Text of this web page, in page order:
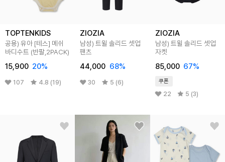
TOPTENKIDS
공용) 유아 [테스] 메쉬
바디수트 (반팔,2PACK)
15,900 20%
107 4.8 (19)
ZIOZIA
남성) 트윌 솔리드 셋업
팬츠
44,000 68%
30 5 (6)
ZIOZIA
남성) 트윌 솔리드 셋업
자켓
85,000 67%
쿠폰
22 5 (3)